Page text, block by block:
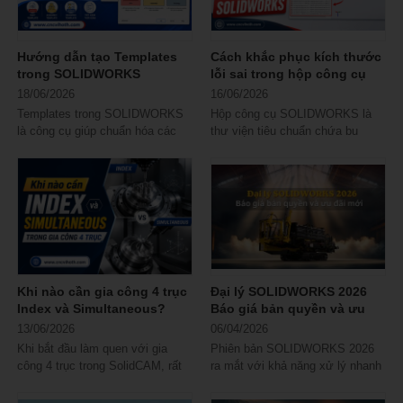
Hướng dẫn tạo Templates
trong SOLIDWORKS
18/06/2026
Templates trong SOLIDWORKS
là công cụ giúp chuẩn hóa các
Cách khắc phục kích thước
lỗi sai trong hộp công cụ
SOLIDWORKS
16/06/2026
Hộp công cụ SOLIDWORKS là
thư viện tiêu chuẩn chứa bu
người dùng...
Khi nào cần gia công 4 trục
Index và Simultaneous?
13/06/2026
Khi bắt đầu làm quen với gia
công 4 trục trong SolidCAM, rất
Đại lý SOLIDWORKS 2026
Báo giá bản quyền và ưu
đãi mới
06/04/2026
Phiên bản SOLIDWORKS 2026
ra mắt với khả năng xử lý nhanh
trải nghiệm...